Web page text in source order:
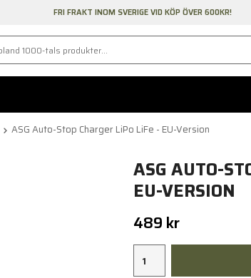
FRI FRAKT INOM SVERIGE VID KÖP ÖVER 600KR!
ASG Auto-Stop Charger LiPo LiFe - EU-Version
ASG AUTO-
EU-VERSION
489 kr